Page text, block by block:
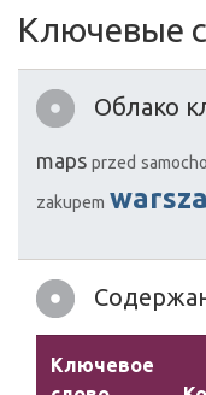
Ключевые
Облако
maps przed
zakupem
Ключевое